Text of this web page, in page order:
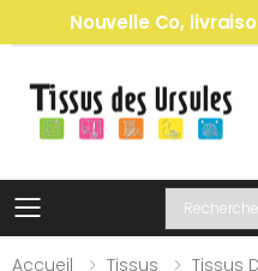
Nouvelle Co,
Toggle mobile
Recherche
Accueil
Tissus
Tissus